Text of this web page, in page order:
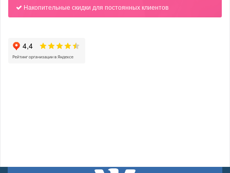
Накопительные скидки для постоянных клиентов